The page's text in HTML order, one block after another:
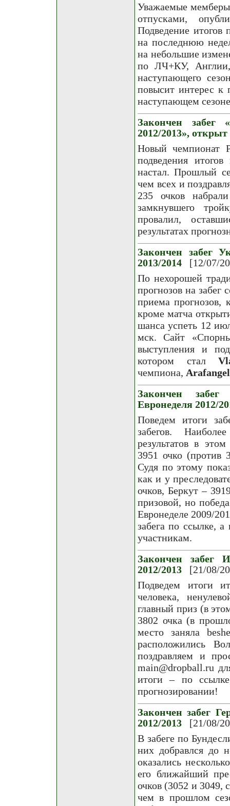
Уважаемые
отпусками,
Подведение итогов
на последнюю
на небольшие
по ЛЧ+КУ,
наступающего
повысит интерес к
наступающем
Закончен забег
2012/2013»,
Новый чемпионат
подведения
настал. Прошлый
чем всех и
235 очков
замкнувшего
провалил,
результатах
Закончен забег
2013/2014
[12/07/
По нехорошей
прогнозов на забег
приема прогнозов,
кроме матча
шанса успеть 12
мск. Сайт
выступления и
котором стал
чемпиона, Arafangel
Закончен забег
Евронеделя 2012/
Поведем итоги
забегов.
результатов в
3951 очко (против
Судя по этому
как и у
очков, Беркут –
призовой, но
Евронеделе 2009/
забега по ссылке,
участникам.
Закончен забег
2012/2013
[21/08/
Подведем итоги
человека,
главный приз (в
3802 очка (в
место заняла
расположились
поздравляем и
main@dropball.ru
итоги – по
прогнозировании!
Закончен забег
2012/2013
[21/08/
В забеге по
них добравлся до
оказались
его ближайший
очков (3052 и 3049,
чем в прошлом